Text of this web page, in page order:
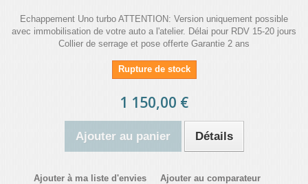
Echappement Uno turbo ATTENTION: Version uniquement possible
avec immobilisation de votre auto a l'atelier. Délai pour RDV 15-20 jours
Collier de serrage et pose offerte Garantie 2 ans
Rupture de stock
1 150,00 €
Ajouter au panier Détails
Ajouter à ma liste d'envies Ajouter au comparateur